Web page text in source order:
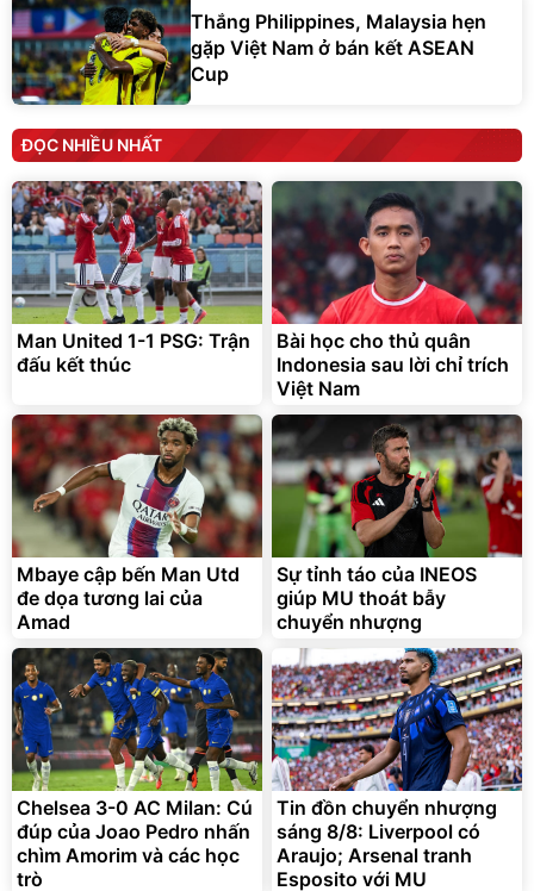
Thắng Philippines, Malaysia hẹn
gặp Việt Nam ở bán kết ASEAN
Cup
ĐỌC NHIỀU NHẤT
Man United 1-1 PSG: Trận
đấu kết thúc
Bài học cho thủ quân
Indonesia sau lời chỉ trích
Việt Nam
Mbaye cập bến Man Utd
đe dọa tương lai của
Amad
Sự tỉnh táo của INEOS
giúp MU thoát bẫy
chuyển nhượng
Chelsea 3-0 AC Milan: Cú
đúp của Joao Pedro nhấn
chìm Amorim và các học
trò
Tin đồn chuyển nhượng
sáng 8/8: Liverpool có
Araujo; Arsenal tranh
Esposito với MU